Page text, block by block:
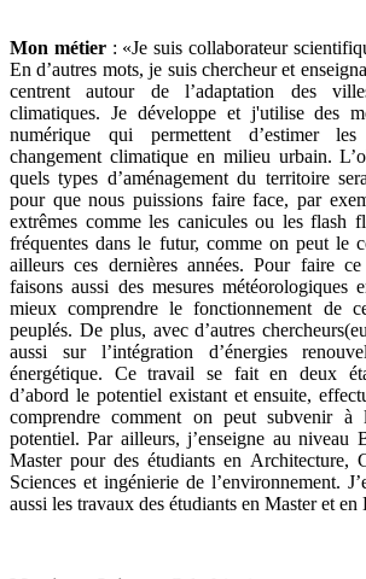
Mon métier : «Je suis collaborateur
En d’autres mots, je suis chercheur et
centrent autour de l’adaptation des
climatiques. Je développe et j'utilise des
numérique qui permettent d’estimer
changement climatique en milieu urbain.
quels types d’aménagement du territoire
pour que nous puissions faire face, par
extrêmes comme les canicules ou les flash
fréquentes dans le futur, comme on peut le
ailleurs ces dernières années. Pour faire
faisons aussi des mesures
mieux comprendre le fonctionnement de
peuplés. De plus, avec d’autres
aussi sur l’intégration d’énergies
énergétique. Ce travail se fait en deux
d’abord le potentiel existant et ensuite,
comprendre comment on peut subvenir à
potentiel. Par ailleurs, j’enseigne au niveau
Master pour des étudiants en Architecture,
Sciences et ingénierie de l’environnement.
aussi les travaux des étudiants en Master et en